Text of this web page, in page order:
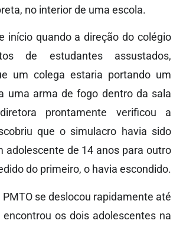
no interior de uma escola.
início quando a direção do colégio
de estudantes assustados,
um colega estaria portando um
uma arma de fogo dentro da sala
prontamente verificou a
que o simulacro havia sido
adolescente de 14 anos para outro
do primeiro, o havia escondido.
se deslocou rapidamente até
encontrou os dois adolescentes na